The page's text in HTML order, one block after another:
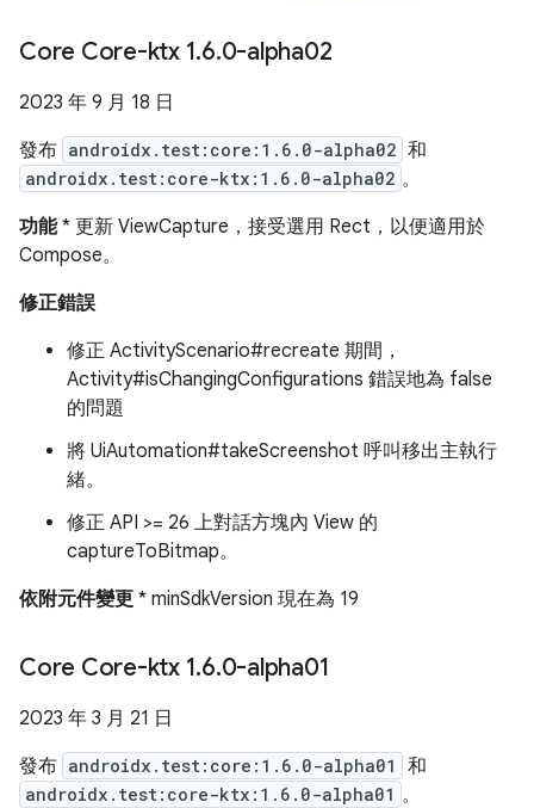
Core Core-ktx 1.6.0-alpha02
2023 年 9 月 18 日
發布 androidx.test:core:1.6.0-alpha02 和
androidx.test:core-ktx:1.6.0-alpha02 。
功能* 更新 ViewCapture，接受選用 Rect，以便適用於
Compose。
修正錯誤
修正 ActivityScenario#recreate 期間，
Activity#isChangingConfigurations 錯誤地為 false
的問題
將 UiAutomation#takeScreenshot 呼叫移出主執行
緒。
修正 API >= 26 上對話方塊內 View 的
captureToBitmap。
依附元件變更 * minSdkVersion 現在為 19
Core Core-ktx 1.6.0-alpha01
2023 年 3 月 21 日
發布 androidx.test:core:1.6.0-alpha01 和
androidx.test:core-ktx:1.6.0-alpha01 。